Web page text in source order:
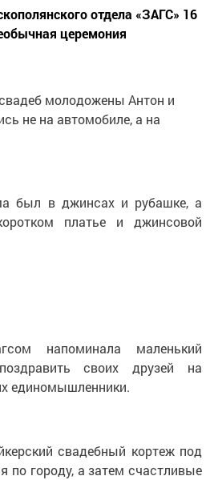
отдела «ЗАГС» 16
церемония
молодожены Антон и
не на автомобиле, а на
был в джинсах и рубашке, а
платье и джинсовой
напоминала маленький
своих друзей на
единомышленники.
свадебный кортеж под
по городу, а затем счастливые